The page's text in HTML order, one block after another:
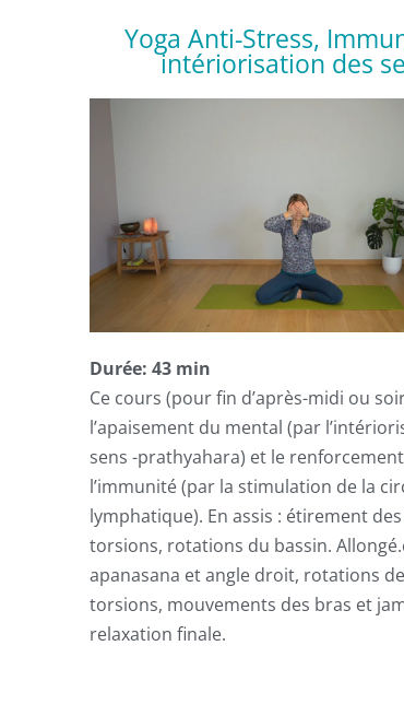
Yoga Anti-Stress,
intériorisation des
Durée: 43 min
Ce cours (pour fin d’après-midi ou
l’apaisement du mental (par
sens -prathyahara) et le
l’immunité (par la stimulation de la
lymphatique). En assis : étirement
torsions, rotations du bassin.
apanasana et angle droit, rotations
torsions, mouvements des bras et
relaxation finale.